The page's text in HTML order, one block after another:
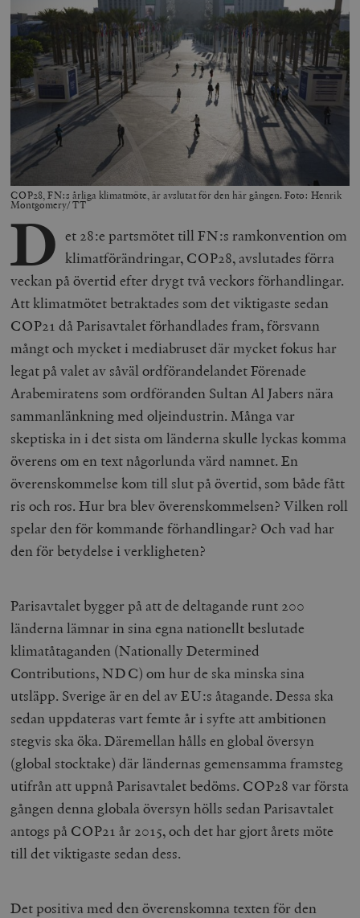
COP28, FN:s årliga klimatmöte, är avslutat för den här gången. Foto: Henrik
Montgomery/ TT
D et 28:e partsmötet till FN:s ramkonvention om
klimatförändringar, COP28, avslutades förra
veckan på övertid efter drygt två veckors förhandlingar.
Att klimatmötet betraktades som det viktigaste sedan
COP21 då Parisavtalet förhandlades fram, försvann
mångt och mycket i mediabruset där mycket fokus har
legat på valet av såväl ordförandelandet Förenade
Arabemiratens som ordföranden Sultan Al Jabers nära
sammanlänkning med oljeindustrin. Många var
skeptiska in i det sista om länderna skulle lyckas komma
överens om en text någorlunda värd namnet. En
överenskommelse kom till slut på övertid, som både fått
ris och ros. Hur bra blev överenskommelsen? Vilken roll
spelar den för kommande förhandlingar? Och vad har
den för betydelse i verkligheten?
Parisavtalet bygger på att de deltagande runt 200
länderna lämnar in sina egna nationellt beslutade
klimatåtaganden (Nationally Determined
Contributions, NDC) om hur de ska minska sina
utsläpp. Sverige är en del av EU:s åtagande. Dessa ska
sedan uppdateras vart femte år i syfte att ambitionen
stegvis ska öka. Däremellan hålls en global översyn
(global stocktake) där ländernas gemensamma framsteg
utifrån att uppnå Parisavtalet bedöms. COP28 var första
gången denna globala översyn hölls sedan Parisavtalet
antogs på COP21 år 2015, och det har gjort årets möte
till det viktigaste sedan dess.
Det positiva med den överenskomna texten för den